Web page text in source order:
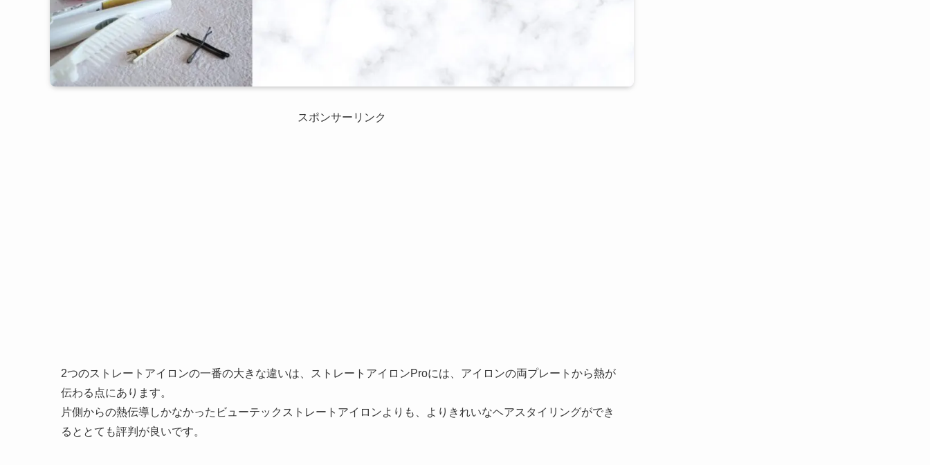
スポンサーリンク
2つのストレートアイロンの一番の大きな違いは、ストレートアイロンProには、アイロンの両プレートから熱が
伝わる点にあります。
片側からの熱伝導しかなかったビューテックストレートアイロンよりも、よりきれいなヘアスタイリングができ
るととても評判が良いです。